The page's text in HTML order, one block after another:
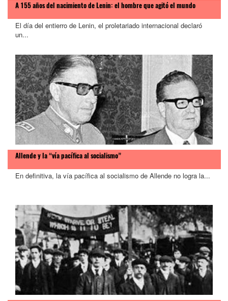
A 155 años del nacimiento de Lenin: el hombre que agitó el mundo
El día del entierro de Lenin, el proletariado internacional declaró
un...
Allende y la “vía pacífica al socialismo”
En definitiva, la vía pacífica al socialismo de Allende no logra la...